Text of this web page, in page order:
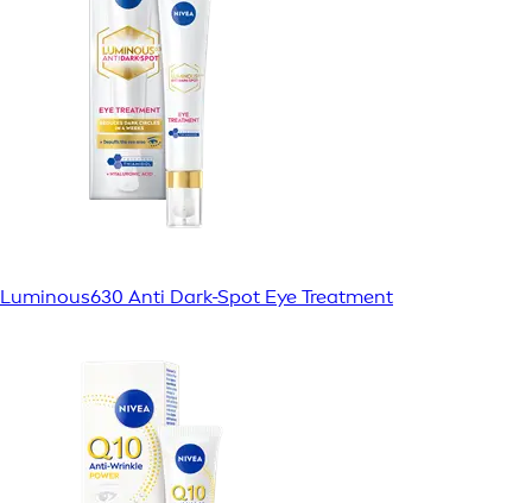
Luminous630 Anti Dark-Spot Eye Treatment